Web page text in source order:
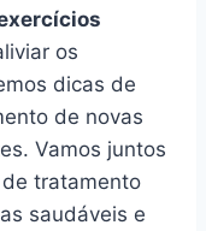
os
dicas de
de novas
Vamos juntos
tratamento
saudáveis e